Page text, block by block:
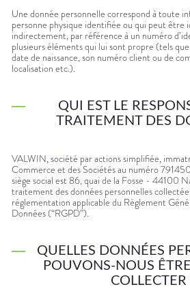
Une donnée personnelle correspond à toute
personne physique identifiée ou qui peut
indirectement, par référence à un numéro
plusieurs éléments qui lui sont propre (tels
date de naissance, son numéro client ou de
localisation etc.).
QUI EST LE
TRAITEMENT DES
VALWIN, société par actions simplifiée,
Commerce et des Sociétés au numéro
siège social est 86, quai de la Fosse - 44100
traitement des données personnelles
réglementation applicable du Règlement
Données (“RGPD”).
QUELLES DONNÉES
POUVONS-NOUS
COLLECTER